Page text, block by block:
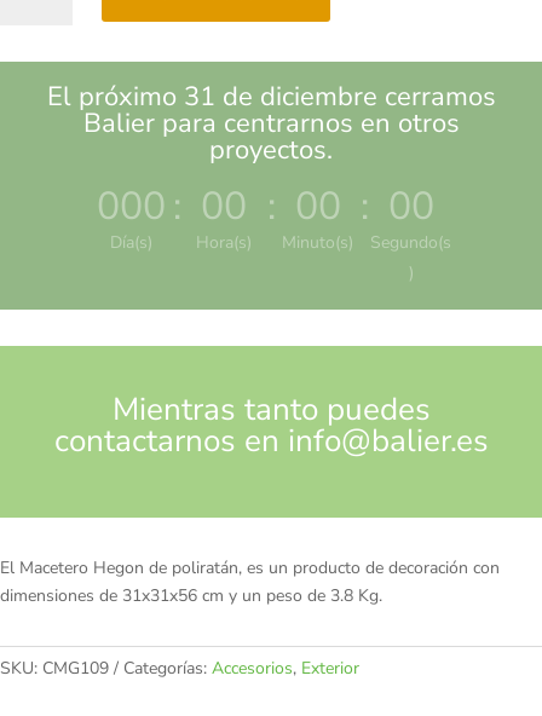
El próximo 31 de diciembre cerramos
Balier para centrarnos en otros
proyectos.
000
Día(s)
: 00
Hora(s)
: 00
Minuto(s)
: 00
Segundo(s
)
Mientras tanto puedes
contactarnos en info@balier.es
El Macetero Hegon de poliratán, es un producto de decoración con
dimensiones de 31x31x56 cm y un peso de 3.8 Kg.
SKU: CMG109 Categorías: Accesorios, Exterior